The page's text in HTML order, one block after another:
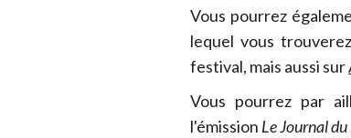
Vous pourrez
lequel vous
festival, mais aussi sur
Vous pourrez par
l'émission Le Journal